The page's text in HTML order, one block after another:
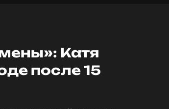
Катя
после 15